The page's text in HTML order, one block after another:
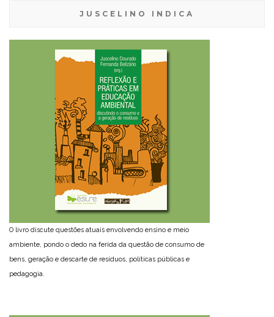
JUSCELINO INDICA
O livro discute questões atuais envolvendo ensino e meio
ambiente, pondo o dedo na ferida da questão de consumo de
bens, geração e descarte de resíduos, políticas públicas e
pedagogia.